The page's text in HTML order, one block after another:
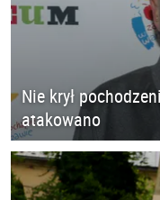
Nie krył
atakowano